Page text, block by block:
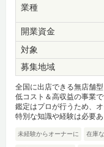
業種
開業資金
対象
募集地域
全国に出店できる無店舗
低コスト＆高収益の事業
鑑定はプロが行うため、
特別な知識や経験は必要あ
未経験からオーナーに 在庫